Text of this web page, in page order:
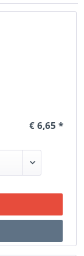
€ 6,65 *